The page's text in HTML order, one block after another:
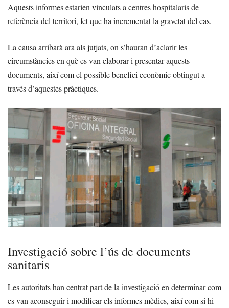
Aquests informes estarien vinculats a centres hospitalaris de
referència del territori, fet que ha incrementat la gravetat del cas.
La causa arribarà ara als jutjats, on s’hauran d’aclarir les
circumstàncies en què es van elaborar i presentar aquests
documents, així com el possible benefici econòmic obtingut a
través d’aquestes pràctiques.
Investigació sobre l’ús de documents
sanitaris
Les autoritats han centrat part de la investigació en determinar com
es van aconseguir i modificar els informes mèdics, així com si hi